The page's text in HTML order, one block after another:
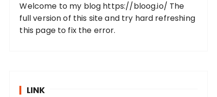
Welcome to my blog https://bloog.io/ The
full version of this site and try hard refreshing
this page to fix the error.
LINK